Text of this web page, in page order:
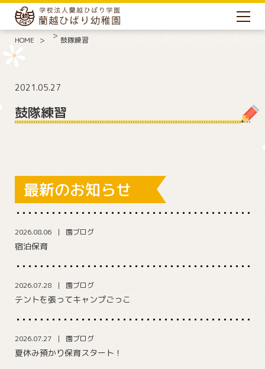
HOME 鼓隊練習
2021.05.27
鼓隊練習
最新のお知らせ
2026.08.06 園ブログ
宿泊保育
2026.07.28 園ブログ
テントを張ってキャンプごっこ
2026.07.27 園ブログ
夏休み預かり保育スタート！